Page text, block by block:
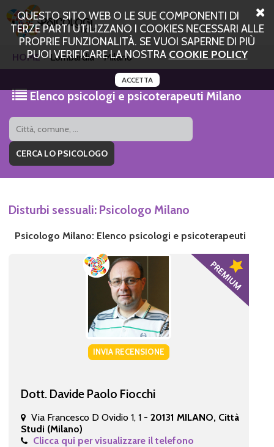
QUESTO SITO WEB O LE SUE COMPONENTI DI
TERZE PARTI UTILIZZANO I COOKIES NECESSARI ALLE
PROPRIE FUNZIONALITÀ. SE VUOI SAPERNE DI PIÙ
PUOI VERIFICARE LA NOSTRA COOKIE POLICY
ACCETTA
HOME Lombardia Milano
Elenco psicologi e psicoterapeuti Milano
Disturbi sessuali: Psicologo Milano
Psicologo Milano: Elenco psicologi e psicoterapeuti
INVIA RECENSIONE
Dott. Davide Paolo Fiocchi
Via Francesco D Ovidio 1, 1 - 20131 MILANO, Città
Studi (Milano)
Clicca qui per visualizzare il telefono